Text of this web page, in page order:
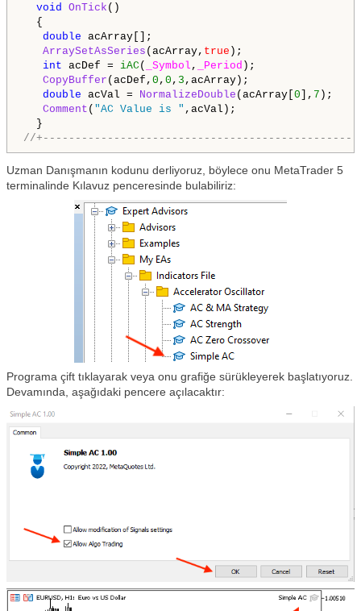
void
OnTick ()
{
double acArray[];
ArraySetAsSeries (acArray, true );
int acDef = iAC ( _Symbol , _Period );
CopyBuffer (acDef, 0 , 0 , 3 ,acArray);
double acVal = NormalizeDouble (acArray[ 0 ], 7 );
Comment ( "AC Value is " ,acVal);
//
Uzman Danışmanın kodunu derliyoruz, böylece onu MetaTrader 5
terminalinde Kılavuz penceresinde bulabiliriz:
Programa çift tıklayarak veya onu grafiğe sürükleyerek başlatıyoruz.
Devamında, aşağıdaki pencere açılacaktır: